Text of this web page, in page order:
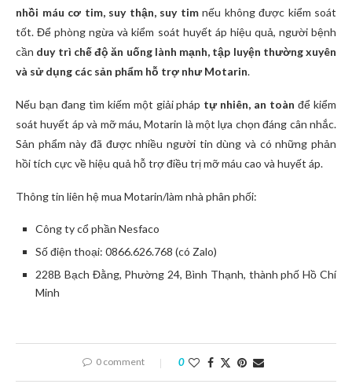
nhồi máu cơ tim, suy thận, suy timnếu không được kiểm soát
tốt. Để phòng ngừa và kiểm soát huyết áp hiệu quả, người bệnh
cần duy trì chế độ ăn uống lành mạnh, tập luyện thường xuyên
và sử dụng các sản phẩm hỗ trợ như Motarin.
Nếu bạn đang tìm kiếm một giải pháp tự nhiên, an toàn để kiểm
soát huyết áp và mỡ máu, Motarin là một lựa chọn đáng cân nhắc.
Sản phẩm này đã được nhiều người tin dùng và có những phản
hồi tích cực về hiệu quả hỗ trợ điều trị mỡ máu cao và huyết áp.
Thông tin liên hệ mua Motarin/làm nhà phân phối:
Công ty cổ phần Nesfaco
Số điện thoại: 0866.626.768 (có Zalo)
228B Bạch Đằng, Phường 24, Bình Thạnh, thành phố Hồ Chí
Minh
0 comment 0